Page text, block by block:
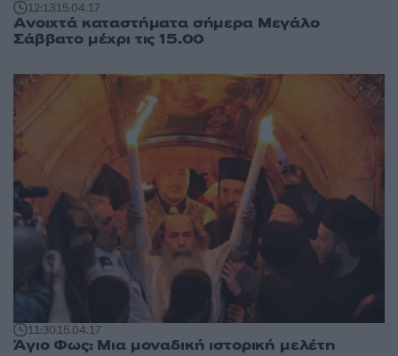
12:1315.04.17
Ανοιχτά καταστήματα σήμερα Μεγάλο
Σάββατο μέχρι τις 15.00
11:3015.04.17
Άγιο Φως: Μια μοναδική ιστορική μελέτη